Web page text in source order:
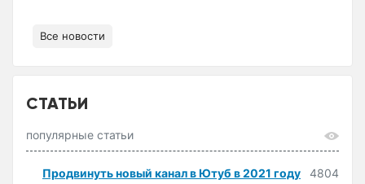
Все новости
СТАТЬИ
популярные статьи
Продвинуть новый канал в Ютуб в 2021 году
4804